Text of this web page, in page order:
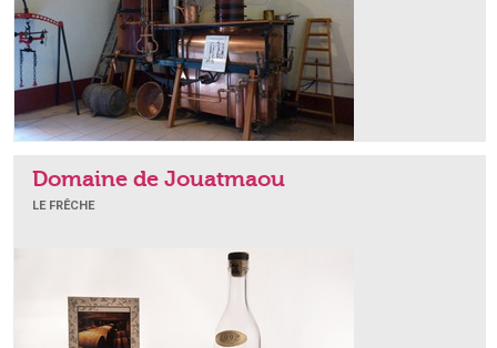
Domaine de Jouatmaou
LE FRÊCHE